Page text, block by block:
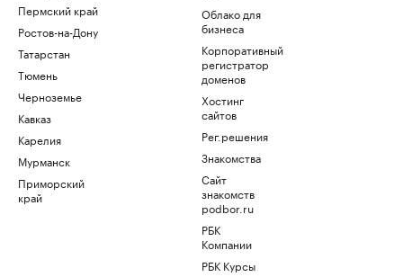
Пермский край
Ростов-на-Дону
Татарстан
Тюмень
Черноземье
Кавказ
Карелия
Мурманск
Приморский
край
Облако для
бизнеса
Корпоративный
регистратор
доменов
Хостинг
сайтов
Рег.решения
Знакомства
Сайт
знакомств
podbor.ru
РБК
Компании
РБК Курсы